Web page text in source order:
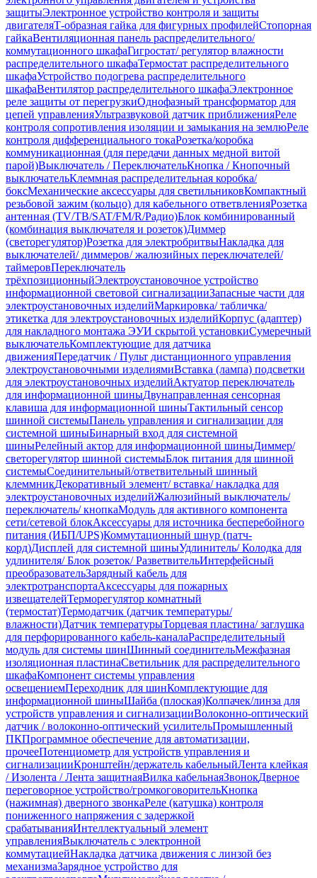
защитыЭлектронное устройство контроля и защиты
двигателяТ-образная гайка для фигурных профилейСтопорная
гайкаВентиляционная панель распределительного/
коммутационного шкафаГигростат/ регулятор влажности
распределительного шкафаТермостат распределительного
шкафаУстройство подогрева распределительного
шкафаВентилятор распределительного шкафаЭлектронное
реле защиты от перегрузкиОднофазный трансформатор для
цепей управленияУльтразвуковой датчик приближенияРеле
контроля сопротивления изоляции и замыкания на землюРеле
контроля дифференциального токаРозетка/коробка
коммуникационная (для передачи данных медной витой
парой)Выключатель / ПереключательКнопка / Кнопочный
выключательКлеммная распределительная коробка/
боксМеханические аксессуары для светильниковКомпактный
резьбовой зажим (кольцо) для кабельного ответвленияРозетка
антенная (TV/ТВ/SAT/FM/R/Радио)Блок комбинированный
(комбинация выключателя и розеток)Диммер
(светорегулятор)Розетка для электробритвыНакладка для
выключателей/ диммеров/ жалюзийных переключателей/
таймеровПереключатель
трёхпозиционныйЭлектроустановочное устройство
информационной световой сигнализацииЗапасные части для
электроустановочных изделийМаркировка/ табличка/
этикетка для электроустановочных изделийКорпус (адаптер)
для накладного монтажа ЭУИ скрытой установкиСумеречный
выключательКомплектующие для датчика
движенияПередатчик / Пульт дистанционного управления
электроустановочными изделиямиВставка (лампа) подсветки
для электроустановочных изделийАктуатор переключатель
для информационной шиныДвунаправленная сенсорная
клавиша для информационной шиныТактильный сенсор
шинной системыПанель управления и сигнализации для
системной шиныБинарный вход для системной
шиныРелейный актор для информационной шиныДиммер/
светорегулятор шинной системыБлок питания для шинной
системыСоединительный/ответвительный шинный
клеммникДекоративный элемент/ вставка/ накладка для
электроустановочных изделийЖалюзийный выключатель/
переключатель/ кнопкаМодуль для активного компонента
сети/сетевой блокАксессуары для источника бесперебойного
питания (ИБП/UPS)Коммутационный шнур (патч-
корд)Дисплей для системной шиныУдлинитель/ Колодка для
удлинителя/ Блок розеток/ РазветвительИнтерфейсный
преобразовательЗарядный кабель для
электротранспортаАксессуары для пожарных
извещателейТерморегулятор комнатный
(термостат)Термодатчик (датчик температуры/
влажности)Датчик температурыТорцевая пластина/ заглушка
для перфорированного кабель-каналаРаспределительный
модуль для системы шинШинный соединительМежфазная
изоляционная пластинаСветильник для распределительного
шкафаКомпонент системы управления
освещениемПереходник для шинКомплектующие для
информационной шиныШайба (плоская)Колпачек/линза для
устройств управления и сигнализацииВолоконно-оптический
датчик / волоконно-оптический усилительПромышленный
ПКПрограммное обеспечение для автоматизации,
прочееПотенциометр для устройств управления и
сигнализацииКронштейн/держатель кабельныйЛента клейкая
/ Изолента / Лента защитнаяВилка кабельнаяЗвонокДверное
переговорное устройство/громкоговорительКнопка
(нажимная) дверного звонкаРеле (катушка) контроля
пониженного напряжения с задержкой
срабатыванияИнтеллектуальный элемент
управленияВыключатель с электронной
коммутациейНакладка датчика движения с линзой без
механизмаЗарядное устройство для